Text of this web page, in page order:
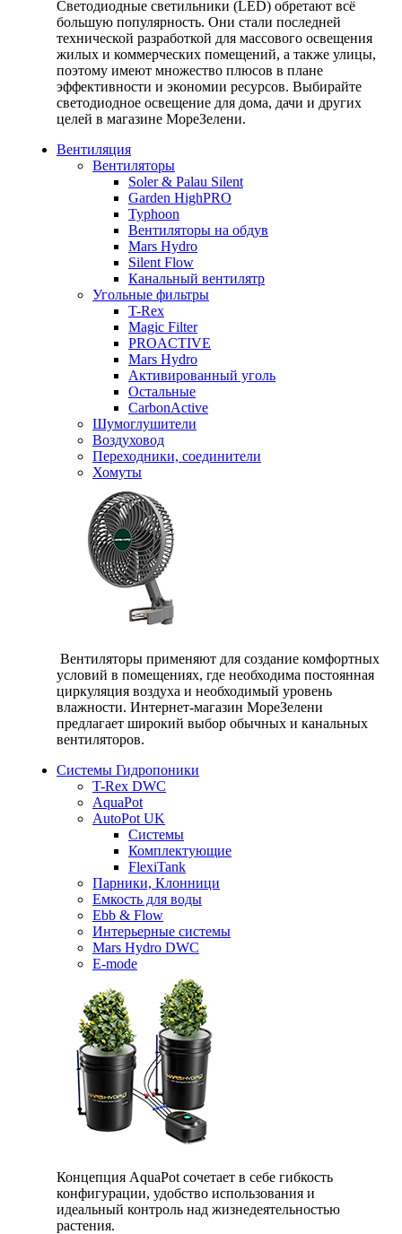
Светодиодные светильники (LED) обретают всё
большую популярность. Они стали последней
технической разработкой для массового освещения
жилых и коммерческих помещений, а также улицы,
поэтому имеют множество плюсов в плане
эффективности и экономии ресурсов. Выбирайте
светодиодное освещение для дома, дачи и других
целей в магазине МореЗелени.
Вентиляция
Вентиляторы
Soler & Palau Silent
Garden HighPRO
Typhoon
Вентиляторы на обдув
Mars Hydro
Silent Flow
Канальный вентилятр
Угольные фильтры
T-Rex
Magic Filter
PROACTIVE
Mars Hydro
Активированный уголь
Остальные
CarbonActive
Шумоглушители
Воздуховод
Переходники, соединители
Хомуты
Вентиляторы применяют для создание комфортных
условий в помещениях, где необходима постоянная
циркуляция воздуха и необходимый уровень
влажности. Интернет-магазин МореЗелени
предлагает широкий выбор обычных и канальных
вентиляторов.
Системы Гидропоники
T-Rex DWC
AquaPot
AutoPot UK
Системы
Комплектующие
FlexiTank
Парники, Клонници
Емкость для воды
Ebb & Flow
Интерьерные системы
Mars Hydro DWC
E-mode
Концепция AquaPot сочетает в себе гибкость
конфигурации, удобство использования и
идеальный контроль над жизнедеятельностью
растения.